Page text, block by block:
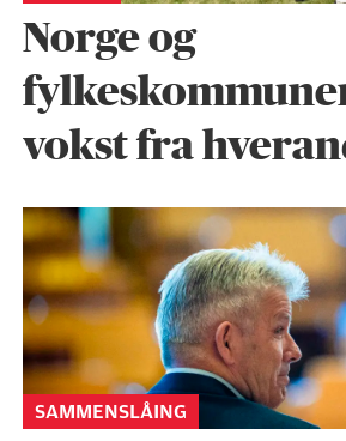
Norge og
vokst fra
SAMMENSLÅING